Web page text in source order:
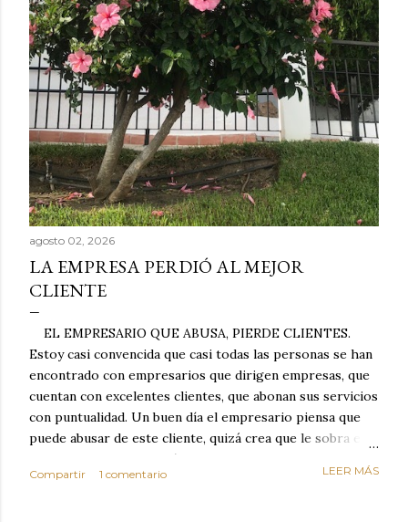
agosto 02, 2026
LA EMPRESA PERDIÓ AL MEJOR
CLIENTE
EL EMPRESARIO QUE ABUSA, PIERDE CLIENTES.
Estoy casi convencida que casi todas las personas se han
encontrado con empresarios que dirigen empresas, que
cuentan con excelentes clientes, que abonan sus servicios
con puntualidad. Un buen día el empresario piensa que
puede abusar de este cliente, quizá crea que le sobra el
dinero porque la mayoría de los otros pagan mal y
tarde y en ocasiones ni abonan los servicios. Cuando una
Compartir 1 comentario LEER MÁS